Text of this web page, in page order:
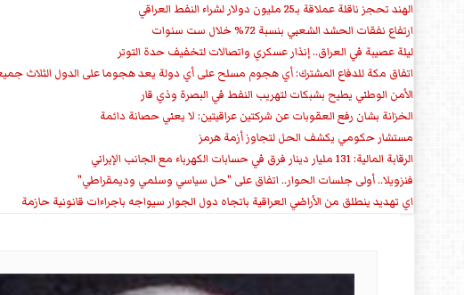
الهند تحجز ناقلة عملاقة بـ25 مليون دولار لشراء النفط العراقي
ارتفاع نفقات الحشد الشعبي بنسبة 72% خلال ست سنوات
ليلة عصيبة في العراق.. إنذار عسكري واتصالات لتخفيف حدة التوتر
‏اتفاق مكة للدفاع المشترك: أي هجوم مسلح على أي دولة يعد هجوما على الدول الثلاث
الأمن الوطني يطيح بشبكات لتهريب النفط في البصرة وذي قار
الخزانة بشان رفع العقوبات عن شركتين عراقيتين: لا يعني حصانة دائمة
مستشار حكومي يكشف الحل لتجاوز أزمة هرمز
الرقابة المالية: 131 مليار دينار فرق في حسابات الكهرباء مع الجانب الإيراني
فنزويلا.. أولى جلسات الحوار.. اتفاق على "حل سياسي وسلمي وديمقراطي"
اي تهديد ينطلق من الأراضي العراقية باتجاه دول الجوار سيواجه باجراءات قانونية حازمة